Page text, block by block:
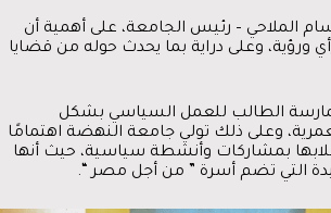
الملاحي – رئيس الجامعة، على أهمية أن
ورؤية، وعلى دراية بما يحدث حوله من قضايا
الطالب للعمل السياسي بشكل
وعلى ذلك تولي جامعة النهضة اهتمامًا
بمشاركات وأنشطة سياسية، حيث أنها
التي تضم أسرة ” من أجل مصر “.